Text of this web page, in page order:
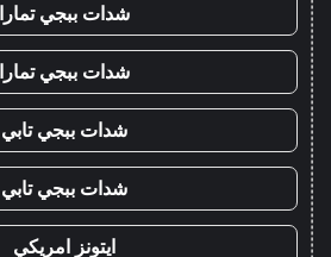
شدات ببجي تمارا
شدات ببجي تمارا
شدات ببجي تابي
شدات ببجي تابي
ايتونز امريكي